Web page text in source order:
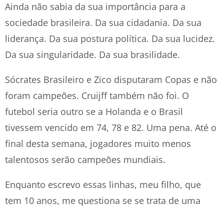
Ainda não sabia da sua importância para a
sociedade brasileira. Da sua cidadania. Da sua
liderança. Da sua postura política. Da sua lucidez.
Da sua singularidade. Da sua brasilidade.
Sócrates Brasileiro e Zico disputaram Copas e não
foram campeões. Cruijff também não foi. O
futebol seria outro se a Holanda e o Brasil
tivessem vencido em 74, 78 e 82. Uma pena. Até o
final desta semana, jogadores muito menos
talentosos serão campeões mundiais.
Enquanto escrevo essas linhas, meu filho, que
tem 10 anos, me questiona se se trata de uma